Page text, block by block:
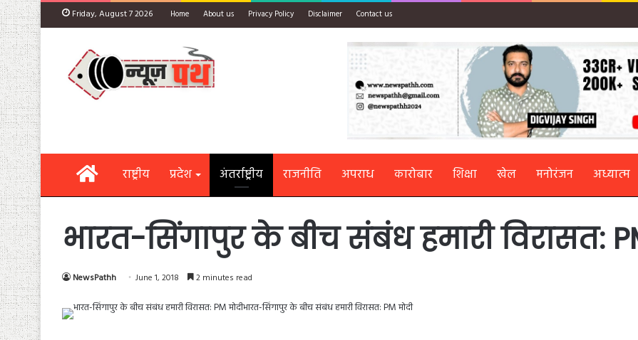
Friday, August 7 2026 Home About us Privacy Policy Disclaimer Contact us
Homeराष्ट्रीय प्रदेश अंतर्राष्ट्रीय राजनीति अपराध कारोबार शिक्षा खेल मनोरंजन अध्यात्म
भारत-सिंगापुर के बीच संबंध हमारी विरासत:
NewsPathh June 1, 2018 2 minutes read